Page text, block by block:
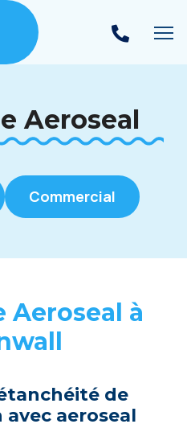
Aeroseal
Commercial
Aeroseal à
de
aeroseal